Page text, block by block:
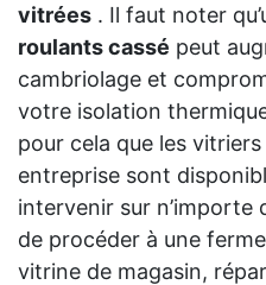
vitrées . Il faut noter
roulants cassé peut
cambriolage et
votre isolation
pour cela que les
entreprise sont
intervenir sur n’importe
de procéder à une
vitrine de magasin,